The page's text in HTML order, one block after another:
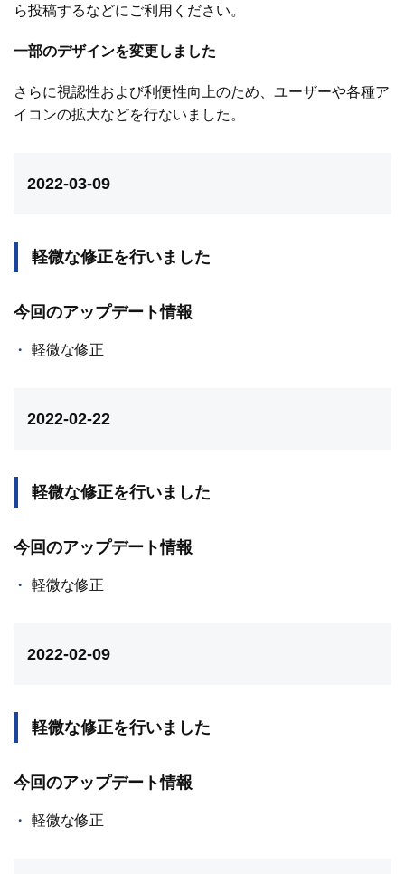
ら投稿するなどにご利用ください。
一部のデザインを変更しました
さらに視認性および利便性向上のため、ユーザーや各種ア
イコンの拡大などを行ないました。
2022-03-09
軽微な修正を行いました
今回のアップデート情報
軽微な修正
2022-02-22
軽微な修正を行いました
今回のアップデート情報
軽微な修正
2022-02-09
軽微な修正を行いました
今回のアップデート情報
軽微な修正